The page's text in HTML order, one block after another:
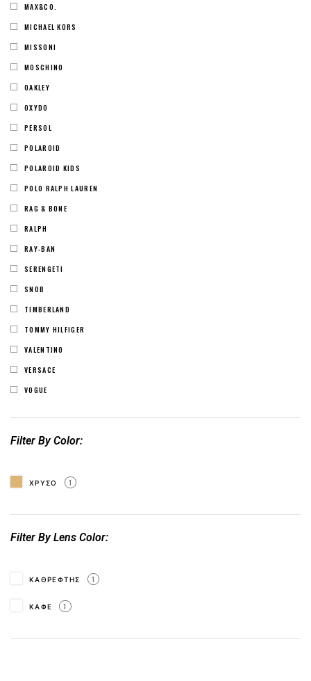
MAX&CO.
MICHAEL KORS
MISSONI
MOSCHINO
OAKLEY
OXYDO
PERSOL
POLAROID
POLAROID KIDS
POLO RALPH LAUREN
RAG & BONE
RALPH
RAY-BAN
SERENGETI
SNOB
TIMBERLAND
TOMMY HILFIGER
VALENTINO
VERSACE
VOGUE
Filter By Color
ΧΡΥΣΟ 1
Filter By Lens Color
ΚΑΘΡΕΦΤΗΣ 1
ΚΑΦΕ 1